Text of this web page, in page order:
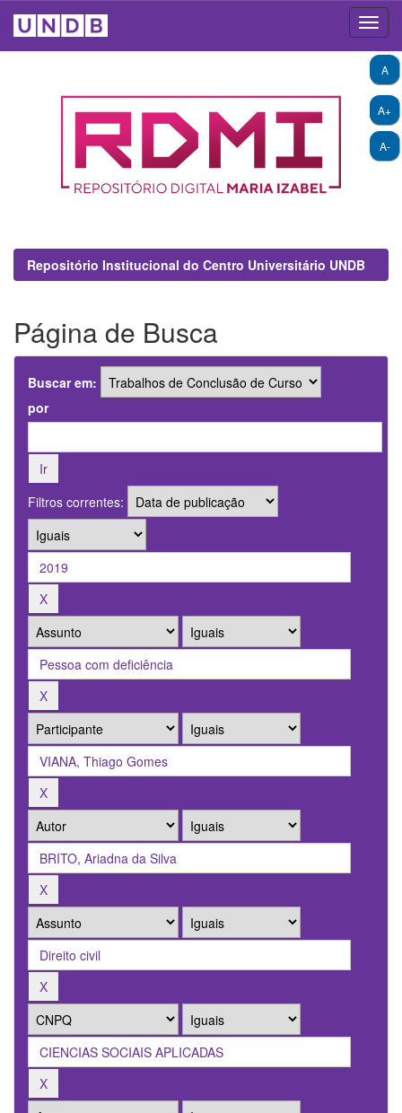
A+
A-
A
Repositório Institucional do Centro Universitário UNDB
Página de Busca
Buscar em:
por
Filtros correntes: